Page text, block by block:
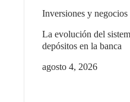
Inversiones y negocios
La evolución del
depósitos en la banca
agosto 4, 2026